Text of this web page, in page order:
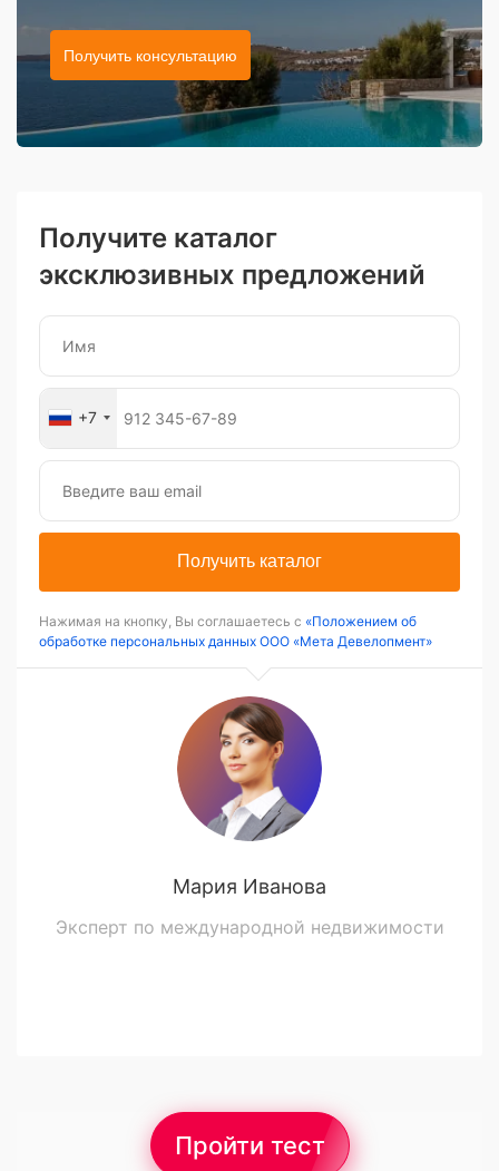
Получить консультацию
Получите каталог
эксклюзивных предложений
+7
Получить каталог
Нажимая на кнопку, Вы соглашаетесь с «Положением об
обработке персональных данных ООО «Мета Девелопмент»
Мария Иванова
Эксперт по международной недвижимости
Пройти тест